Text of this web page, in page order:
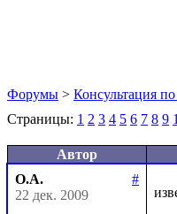
Форумы > Консультация
Страницы: 1 2 3 4 5 6 7 8 9
Автор
О.А.
#
22 дек. 2009